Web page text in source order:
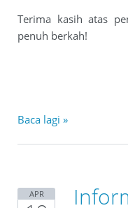
Terima kasih atas
penuh berkah!
Baca lagi »
APR